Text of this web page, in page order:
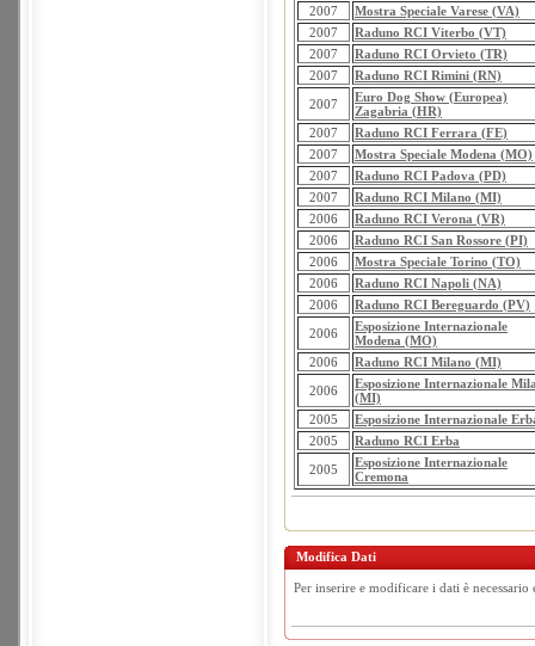
2007
Mostra Speciale Varese (VA)
2007
Raduno RCI Viterbo (VT)
2007
Raduno RCI Orvieto (TR)
2007
Raduno RCI Rimini (RN)
2007
Euro Dog Show (Europea)
Zagabria (HR)
2007
Raduno RCI Ferrara (FE)
2007
Mostra Speciale Modena (MO)
2007
Raduno RCI Padova (PD)
2007
Raduno RCI Milano (MI)
2006
Raduno RCI Verona (VR)
2006
Raduno RCI San Rossore (PI)
2006
Mostra Speciale Torino (TO)
2006
Raduno RCI Napoli (NA)
2006
Raduno RCI Bereguardo (PV)
2006
Esposizione Internazionale
Modena (MO)
2006
Raduno RCI Milano (MI)
2006
Esposizione Internazionale
(MI)
2005
Esposizione Internazionale
2005
Raduno RCI Erba
2005
Esposizione Internazionale
Cremona
Modifica Dati
Per inserire e modificare i dati è necessario